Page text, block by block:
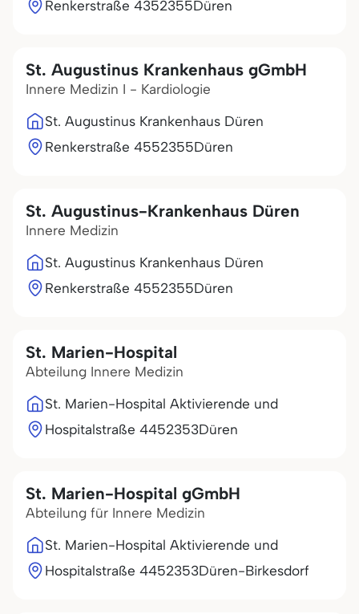
Renkerstraße 4352355Düren
St. Augustinus Krankenhaus gGmbH
Innere Medizin I - Kardiologie
St. Augustinus Krankenhaus Düren
Renkerstraße 4552355Düren
St. Augustinus-Krankenhaus Düren
Innere Medizin
St. Augustinus Krankenhaus Düren
Renkerstraße 4552355Düren
St. Marien-Hospital
Abteilung Innere Medizin
St. Marien-Hospital Aktivierende und
Hospitalstraße 4452353Düren
St. Marien-Hospital gGmbH
Abteilung für Innere Medizin
St. Marien-Hospital Aktivierende und
Hospitalstraße 4452353Düren-Birkesdorf